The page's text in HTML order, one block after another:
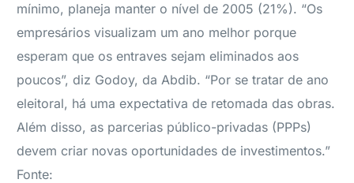
mínimo, planeja manter o nível de 2005 (21%). “Os
empresários visualizam um ano melhor porque
esperam que os entraves sejam eliminados aos
poucos”, diz Godoy, da Abdib. “Por se tratar de ano
eleitoral, há uma expectativa de retomada das obras.
Além disso, as parcerias público-privadas (PPPs)
devem criar novas oportunidades de investimentos.”
Fonte: